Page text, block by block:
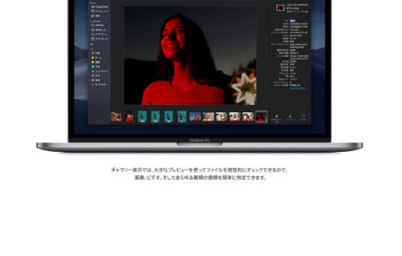
アレクサ
インスタ リール 時間
インスタ縦長になった
インスタ表示戻す
インスタ長方形になる直し方
オータス
キャノン
キャノン C50
キャノン シネマカメラ
キャノン レンズ
コシナ
シグマ
シグマ 135mm f/1.4
シグマ BF
シグマ BF 価格